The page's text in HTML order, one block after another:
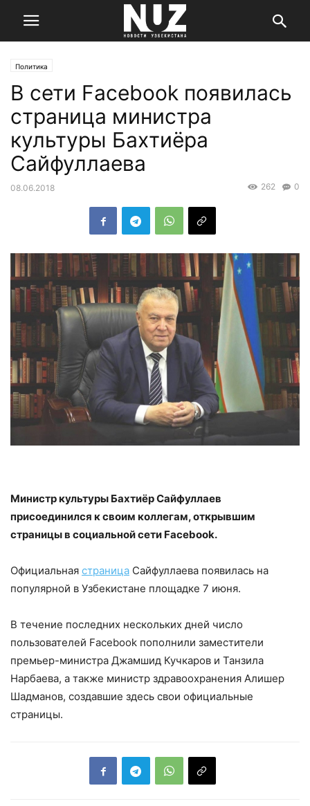
Политика
В сети Facebook появилась
страница министра
культуры Бахтиёра
Сайфуллаева
08.06.2018 0
262
Министр культуры Бахтиёр Сайфуллаев
присоединился к своим коллегам, открывшим
страницы в социальной сети Facebook.
Официальная страница Сайфуллаева появилась на
популярной в Узбекистане площадке 7 июня.
В течение последних нескольких дней число
пользователей Facebook пополнили заместители
премьер-министра Джамшид Кучкаров и Танзила
Нарбаева, а также министр здравоохранения Алишер
Шадманов, создавшие здесь свои официальные
страницы.